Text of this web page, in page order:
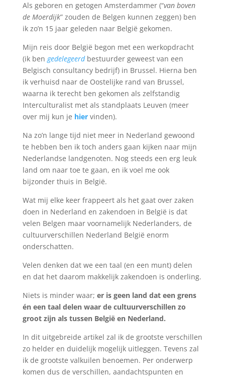
Als geboren en getogen Amsterdammer (“van boven
de Moerdijk” zouden de Belgen kunnen zeggen) ben
ik zo’n 15 jaar geleden naar België gekomen.
Mijn reis door België begon met een werkopdracht
(ik ben gedelegeerdbestuurder geweest van een
Belgisch consultancy bedrijf) in Brussel. Hierna ben
ik verhuisd naar de Oostelijke rand van Brussel,
waarna ik terecht ben gekomen als zelfstandig
Interculturalist met als standplaats Leuven (meer
over mij kun je hiervinden).
Na zo’n lange tijd niet meer in Nederland gewoond
te hebben ben ik toch anders gaan kijken naar mijn
Nederlandse landgenoten. Nog steeds een erg leuk
land om naar toe te gaan, en ik voel me ook
bijzonder thuis in België.
Wat mij elke keer frappeert als het gaat over zaken
doen in Nederland en zakendoen in België is dat
velen Belgen maar voornamelijk Nederlanders, de
cultuurverschillen Nederland België enorm
onderschatten.
Velen denken dat we een taal (en een munt) delen
en dat het daarom makkelijk zakendoen is onderling.
Niets is minder waar; er is geen land dat een grens
én een taal delen waar de cultuurverschillen zo
groot zijn als tussen België en Nederland.
In dit uitgebreide artikel zal ik de grootste verschillen
zo helder en duidelijk mogelijk uitleggen. Tevens zal
ik de grootste valkuilen benoemen. Per onderwerp
komen dus de verschillen, aandachtspunten en